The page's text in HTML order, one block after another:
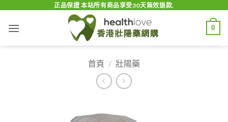
content
正品保證 本站所有商品享受30天無效退款.
0
首頁 / 壯陽藥